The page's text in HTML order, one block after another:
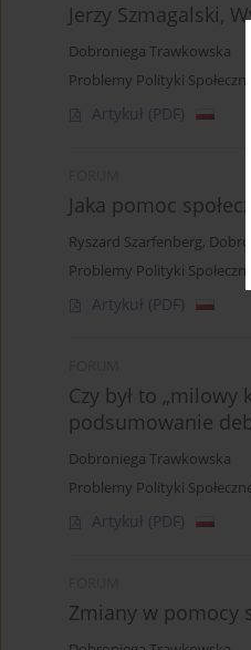
Jerzy Szmagalski,
Dobroniega Trawkowska
Problemy Polityki
Artykuł (PDF)
Jaka pomoc
Ryszard Szarfenberg,
Problemy Polityki
Artykuł (PDF)
Czy był to
podsumowanie
Dobroniega Trawkowska
Problemy Polityki
Artykuł (PDF)
Zmiany w pomocy